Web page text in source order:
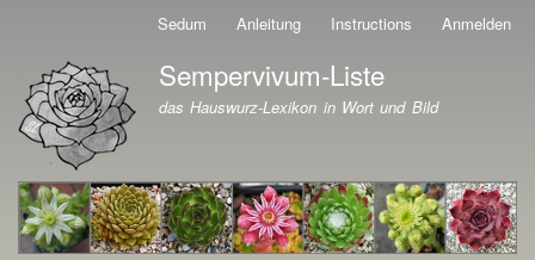
Direkt
zum
Inhalt
Sedum Anleitung Instructions Anmelden
Branding der Website
Sempervivum-Liste
das Hauswurz-Lexikon in Wort und Bild